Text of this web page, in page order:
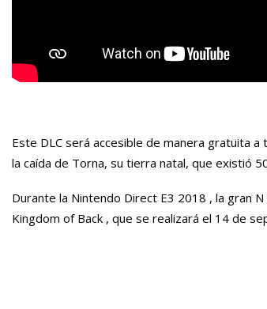
Este DLC será accesible de manera gratuita
la caída de Torna, su tierra natal, que existió
Durante la Nintendo Direct E3 2018 , la gran
Kingdom of Back , que se realizará el 14 de